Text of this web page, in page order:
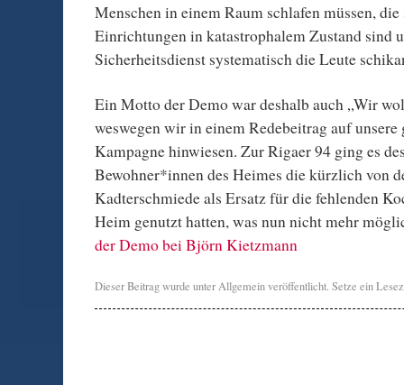
Menschen in einem Raum schlafen müssen, die
Einrichtungen in katastrophalem Zustand sind
Sicherheitsdienst systematisch die Leute
Ein Motto der Demo war deshalb auch „Wir
weswegen wir in einem Redebeitrag auf
Kampagne hinwiesen. Zur Rigaer 94 ging es
Bewohner*innen des Heimes die kürzlich von
Kadterschmiede als Ersatz für die fehlenden
Heim genutzt hatten, was nun nicht mehr
der Demo bei Björn Kietzmann
Dieser Beitrag wurde unterAllgemeinveröffentlicht. Setze ein